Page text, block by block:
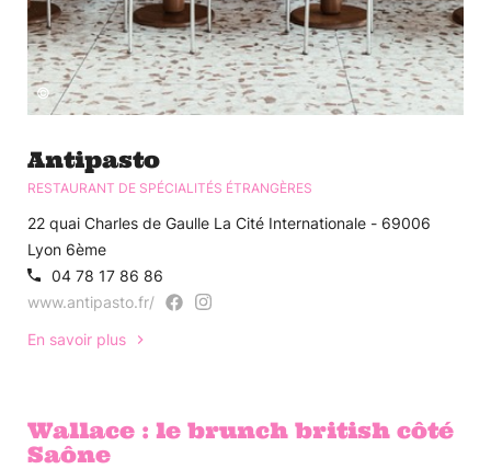
©
Antipasto
RESTAURANT DE SPÉCIALITÉS ÉTRANGÈRES
22 quai Charles de Gaulle La Cité Internationale - 69006
Lyon 6ème
04 78 17 86 86
www.antipasto.fr/
En savoir plus
Wallace : le brunch british côté
Saône